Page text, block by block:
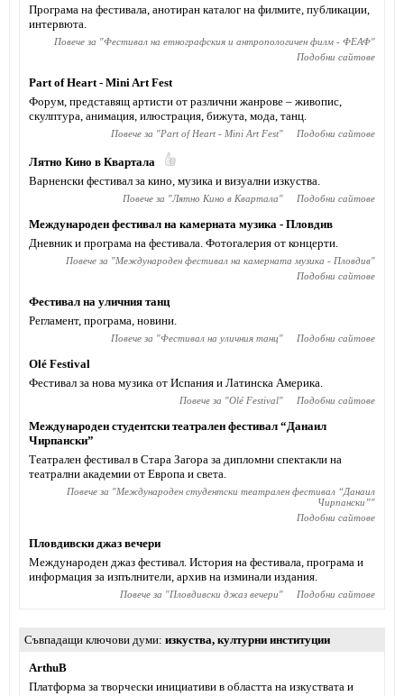
Програма на фестивала, анотиран каталог на филмите, публикации,
интервюта.
Повече за "Фестивал на етнографския и антропологичен филм - ФЕАФ"
Подобни сайтове
Part of Heart - Mini Art Fest
Форум, представящ артисти от различни жанрове – живопис,
скулптура, анимация, илюстрация, бижута, мода, танц.
Повече за "Part of Heart - Mini Art Fest" Подобни сайтове
Лятно Кино в Квартала
Варненски фестивал за кино, музика и визуални изкуства.
Повече за "Лятно Кино в Квартала" Подобни сайтове
Международен фестивал на камерната музика - Пловдив
Дневник и програма на фестивала. Фотогалерия от концерти.
Повече за "Международен фестивал на камерната музика - Пловдив"
Подобни сайтове
Фестивал на уличния танц
Регламент, програма, новини.
Повече за "Фестивал на уличния танц" Подобни сайтове
Olé Festival
Фестивал за нова музика от Испания и Латинска Америка.
Повече за "Olé Festival" Подобни сайтове
Международен студентски театрален фестивал “Данаил
Чирпански”
Театрален фестивал в Стара Загора за дипломни спектакли на
театрални академии от Европа и света.
Повече за "Международен студентски театрален фестивал “Данаил
Чирпански”"
Подобни сайтове
Пловдивски джаз вечери
Международен джаз фестивал. История на фестивала, програма и
информация за изпълнители, архив на изминали издания.
Повече за "Пловдивски джаз вечери" Подобни сайтове
Съвпадащи ключови думи изкуства, културни институции
ArthuB
Платформа за творчески инициативи в областта на изкуствата и